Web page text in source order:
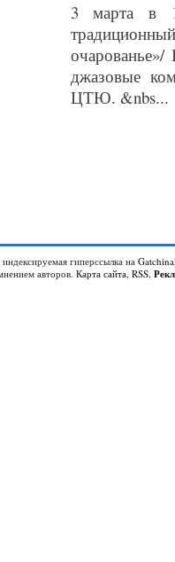
3 марта в
джазовые
ЦТЮ. &nbs...
гиперссылка на
авторов. Карта сайта, RSS,